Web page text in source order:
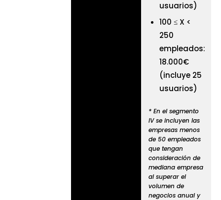
usuarios)
100 ≤ X <
250
empleados:
18.000€
(incluye 25
usuarios)
* En el segmento
IV se incluyen las
empresas menos
de 50 empleados
que tengan
consideración de
mediana empresa
al superar el
volumen de
negocios anual y